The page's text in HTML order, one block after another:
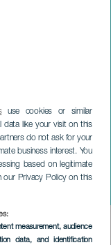
use cookies or similar
data like your visit on this
do not ask for your
business interest. You
based on legitimate
our Privacy Policy on this
measurement, audience
data, and identification